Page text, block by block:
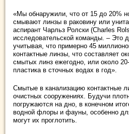
«Мы обнаружили, что от 15 до 20%
смывают линзы в раковину или
аспирант Чарльз Ролски (Charles
исследовательской команды. – Это
учитывая, что примерно 45
контактные линзы, что составляет
смытых линз ежегодно, или около
пластика в сточных водах в год».
Смытые в канализацию контактные
очистных сооружениях. Будучи
погружаются на дно, в конечном
водной флоры и фауны, особенно
могут их проглотить.